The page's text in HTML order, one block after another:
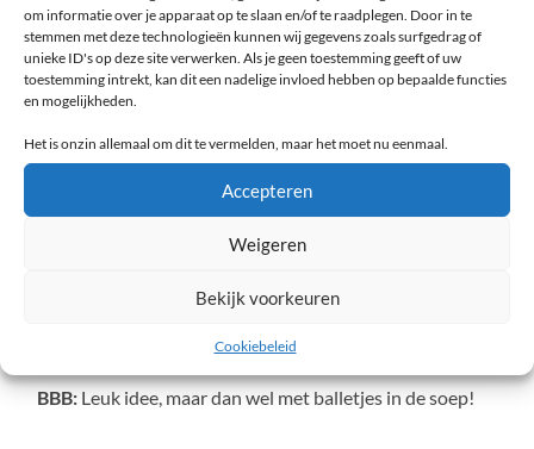
om informatie over je apparaat op te slaan en/of te raadplegen. Door in te
stemmen met deze technologieën kunnen wij gegevens zoals surfgedrag of
unieke ID's op deze site verwerken. Als je geen toestemming geeft of uw
toestemming intrekt, kan dit een nadelige invloed hebben op bepaalde functies
en mogelijkheden.
Het is onzin allemaal om dit te vermelden, maar het moet nu eenmaal.
Accepteren
Weigeren
Bekijk voorkeuren
Cookiebeleid
worden!
Ja21: Wat de VVD zegt, maar dan ietsjes naar rechts
: Alleen als er aparte gebedsruimtes zijn voor
BBB: Leuk idee, maar dan wel met balletjes in de soep!